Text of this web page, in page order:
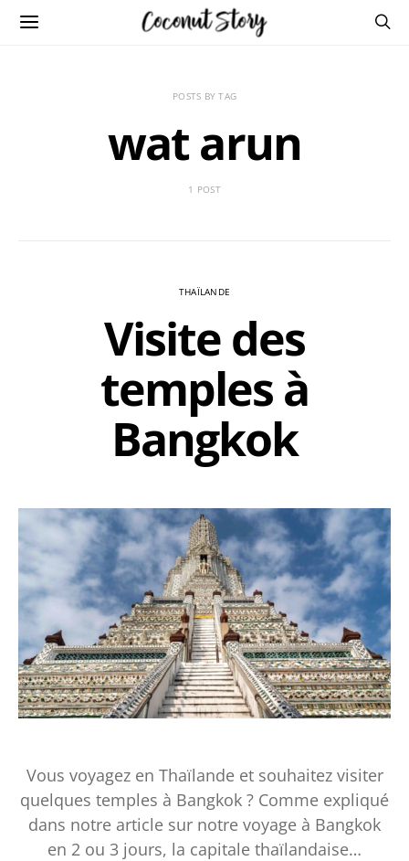
POSTS BY TAG
wat arun
1 POST
THAÏLANDE
Visite des
temples à
Bangkok
Vous voyagez en Thaïlande et souhaitez visiter
quelques temples à Bangkok ? Comme expliqué
dans notre article sur notre voyage à Bangkok
en 2 ou 3 jours, la capitale thaïlandaise…